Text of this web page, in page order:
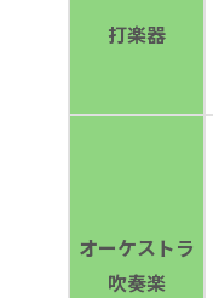
打楽器
オーケストラ
吹奏楽